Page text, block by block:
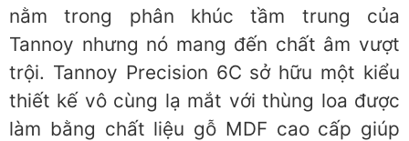
nằm trong phân khúc tầm trung của
Tannoy nhưng nó mang đến chất âm vượt
trội. Tannoy Precision 6C sở hữu một kiểu
thiết kế vô cùng lạ mắt với thùng loa được
làm bằng chất liệu gỗ MDF cao cấp giúp